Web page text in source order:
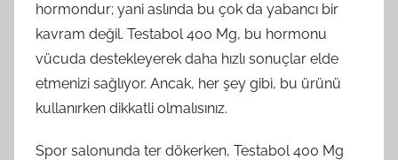
hormondur; yani aslında bu çok da yabancı bir
kavram değil. Testabol 400 Mg, bu hormonu
vücuda destekleyerek daha hızlı sonuçlar elde
etmenizi sağlıyor. Ancak, her şey gibi, bu ürünü
kullanırken dikkatli olmalısınız.
Spor salonunda ter dökerken, Testabol 400 Mg